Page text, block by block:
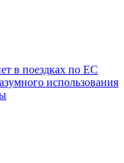
в поездках по ЕС
использования